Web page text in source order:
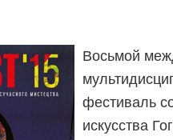
Восьмой
фестиваль
искусства